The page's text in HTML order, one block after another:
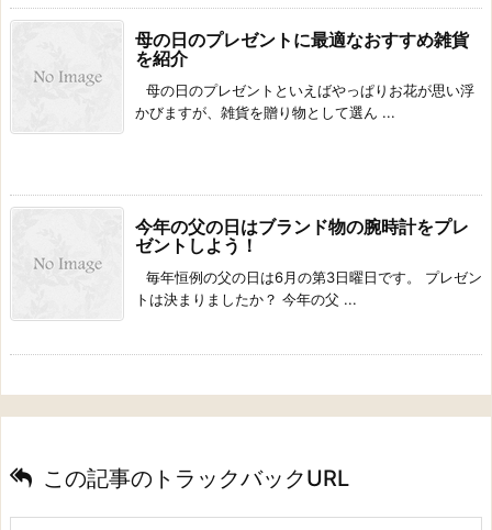
母の日のプレゼントに最適なおすすめ雑貨
を紹介
母の日のプレゼントといえばやっぱりお花が思い浮
かびますが、雑貨を贈り物として選ん ...
今年の父の日はブランド物の腕時計をプレ
ゼントしよう！
毎年恒例の父の日は6月の第3日曜日です。 プレゼン
トは決まりましたか？ 今年の父 ...
この記事のトラックバックURL